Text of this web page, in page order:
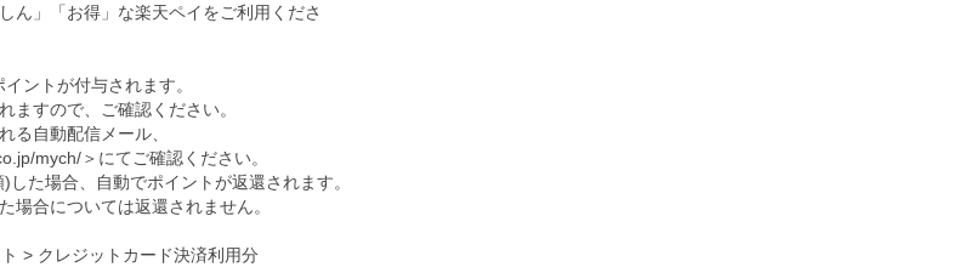
ん」「お得」な楽天ペイをご利用くださ
ントが付与されます。
すので、ご確認ください。
る自動配信メール、
mych/＞にてご確認ください。
た場合、自動でポイントが返還されます。
場合については返還されません。
> クレジットカード決済利用分